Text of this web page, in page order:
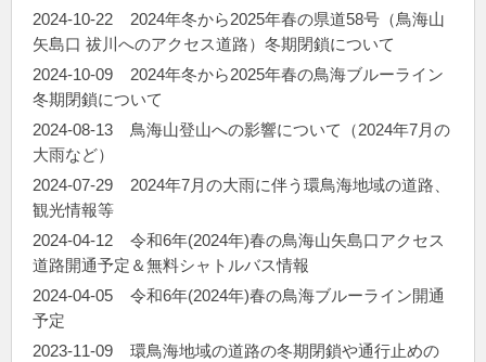
2024-10-22
2024年冬から2025年春の県道58号（鳥海山
矢島口 祓川へのアクセス道路）冬期閉鎖について
2024-10-09
2024年冬から2025年春の鳥海ブルーライン
冬期閉鎖について
2024-08-13
鳥海山登山への影響について（2024年7月の
大雨など）
2024-07-29
2024年7月の大雨に伴う環鳥海地域の道路、
観光情報等
2024-04-12
令和6年(2024年)春の鳥海山矢島口アクセス
道路開通予定＆無料シャトルバス情報
2024-04-05
令和6年(2024年)春の鳥海ブルーライン開通
予定
2023-11-09
環鳥海地域の道路の冬期閉鎖や通行止めの